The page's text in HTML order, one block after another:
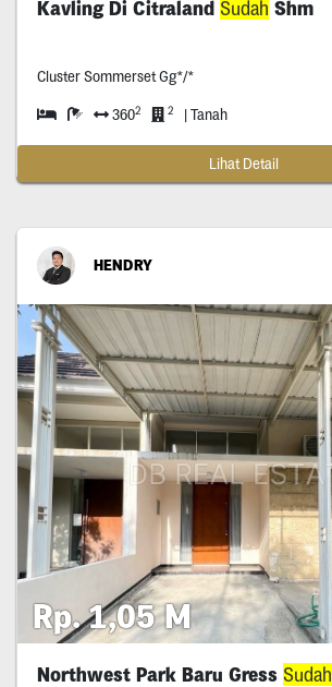
Kavling Di Citraland Sudah Shm
Cluster Sommerset Gg*/*
3602 2 | Tanah
Lihat Detail
HENDRY
Rp. 1,05 M
Northwest Park Baru Gress Sudah